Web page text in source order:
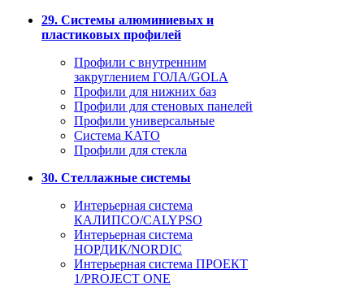
29. Системы алюминиевых и
пластиковых профилей
Профили с внутренним
закруглением ГОЛА/GOLA
Профили для нижних баз
Профили для стеновых панелей
Профили универсальные
Система КАТО
Профили для стекла
30. Стеллажные системы
Интерьерная система
КАЛИПСО/CALYPSO
Интерьерная система
НОРДИК/NORDIC
Интерьерная система ПРОЕКТ
1/PROJECT ONE